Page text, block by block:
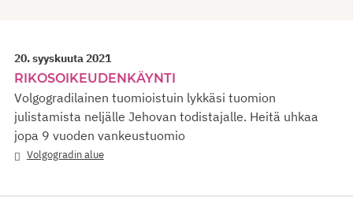
20. syyskuuta 2021
RIKOSOIKEUDENKÄYNTI
Volgogradilainen tuomioistuin lykkäsi tuomion
julistamista neljälle Jehovan todistajalle. Heitä uhkaa
jopa 9 vuoden vankeustuomio
Volgogradin alue